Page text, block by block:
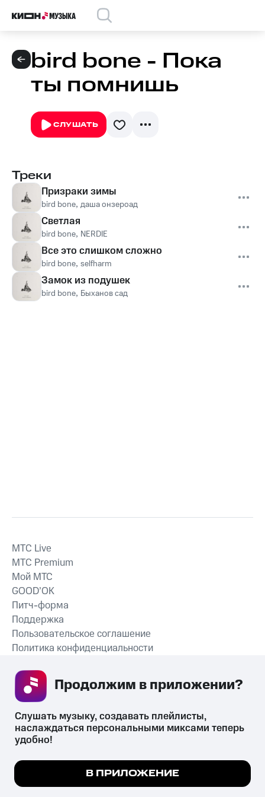
bird bone - Пока
ты помнишь
СЛУШАТЬ
Треки
Призраки зимы
bird bone, даша онзероад
Светлая
bird bone, NERDIE
Все это слишком сложно
bird bone, selfharm
Замок из подушек
bird bone, Быханов сад
СКАЧАТЬ ПРИЛОЖЕНИЕ
MTС Live
MTС Premium
Мой МТС
GOOD’OK
Питч-форма
Поддержка
Пользовательское соглашение
Политика конфиденциальности
психотропных веществ, их аналогов причиняет вред здоровью,
их незаконный оборот запрещён и влечёт установленную
законодательством ответственность.
Мы используем куки, чтобы на сайте все
Подробнее
Слушать музыку, создавать плейлисты,
наслаждаться персональными миксами теперь
удобно!
В ПРИЛОЖЕНИЕ